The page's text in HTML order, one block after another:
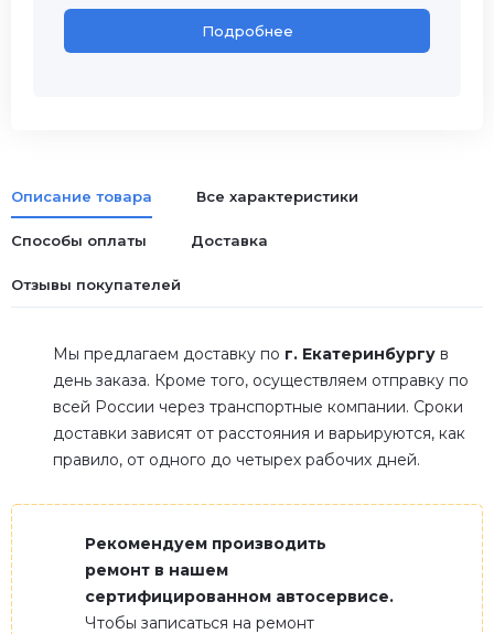
Подробнее
Описание товара Все характеристики
Способы оплаты Доставка
Отзывы покупателей
Мы предлагаем доставку по г. Екатеринбургу в
день заказа. Кроме того, осуществляем отправку по
всей России через транспортные компании. Сроки
доставки зависят от расстояния и варьируются, как
правило, от одного до четырех рабочих дней.
Рекомендуем производить
ремонт в нашем
сертифицированном автосервисе.
Чтобы записаться на ремонт